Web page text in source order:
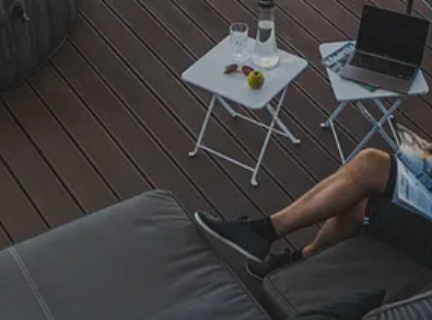
Trusted Shops
4,81/ 5
25.957 Bewertungen
„- Retouren
Auszeichnungen